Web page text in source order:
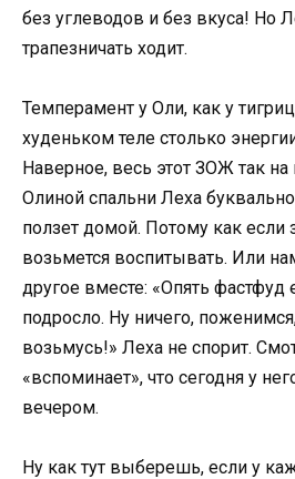
без углеводов и без вкуса! Но
трапезничать ходит.
Темперамент у Оли, как у
худеньком теле столько
Наверное, весь этот ЗОЖ так на
Олиной спальни Леха
ползет домой. Потому как если
возьмется воспитывать. Или
другое вместе: «Опять
подросло. Ну ничего,
возьмусь!» Леха не спорит.
«вспоминает», что сегодня у
вечером.
Ну как тут выберешь, если у